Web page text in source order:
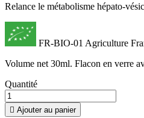
Relance le métabolisme hépato-
FR-BIO-01 Agriculture
Volume net 30ml. Flacon en verre
Quantité
 Ajouter au panier